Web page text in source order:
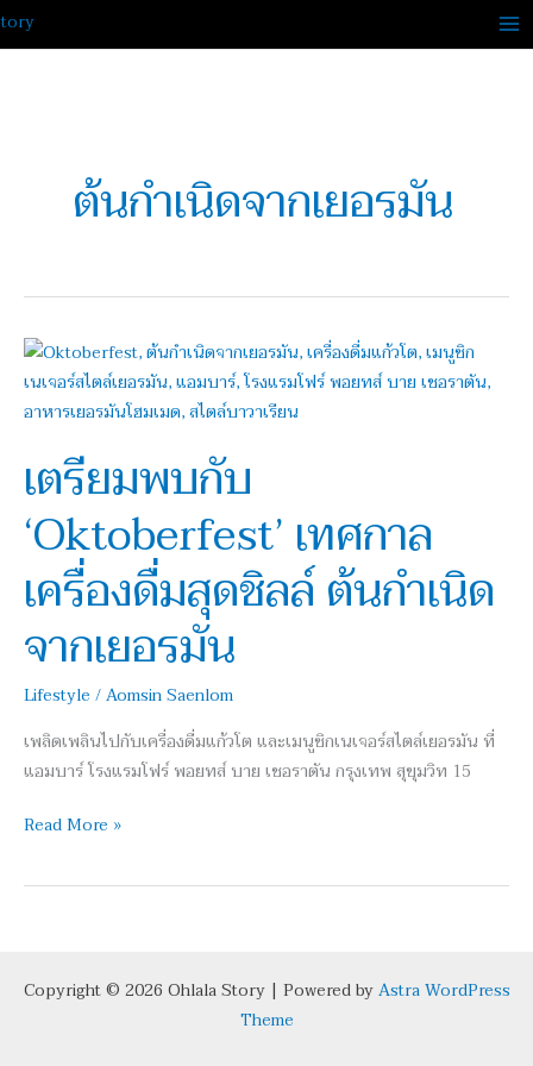
Skip
to
ต้นกำเนิดจากเยอรมัน
เตรียมพบกับ
‘Oktoberfest’ เทศกาล
เครื่องดื่มสุดชิลล์ ต้นกำเนิด
จากเยอรมัน
Lifestyle /Aomsin Saenlom
เพลิดเพลินไปกับเครื่องดื่มแก้วโต และเมนูซิกเนเจอร์สไตล์เยอรมัน ที่
แอมบาร์ โรงแรมโฟร์ พอยทส์ บาย เชอราตัน กรุงเทพ สุขุมวิท 15
เตรียม
พบ
กับ
เทศกาล
เครื่อง
ดื่ม
ชิ
ต้น
จาก
เยอรมัน
Read More »
Copyright © 2026 Ohlala Story | Powered byAstra WordPress
Theme